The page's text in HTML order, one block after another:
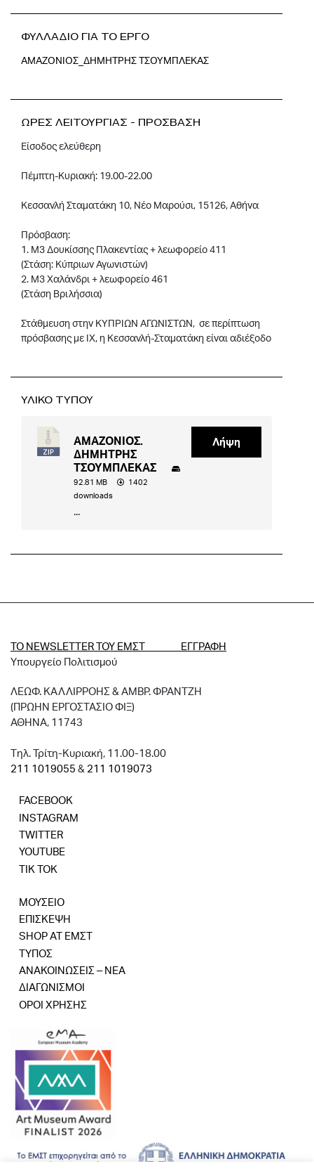
ΦΥΛΛΑΔΙΟ ΓΙΑ ΤΟ ΕΡΓΟ
ΑΜΑΖΟΝΙΟΣ_ΔΗΜΗΤΡΗΣ ΤΣΟΥΜΠΛΕΚΑΣ
ΩΡΕΣ ΛΕΙΤΟΥΡΓΙΑΣ - ΠΡΟΣΒΑΣΗ
Είσοδος ελεύθερη
Πέμπτη-Κυριακή: 19.00-22.00
Κεσσανλή Σταματάκη 10, Νέο Μαρούσι, 15126, Αθήνα
Πρόσβαση:
1. Μ3 Δουκίσσης Πλακεντίας + λεωφορείο 411
(Στάση: Κύπριων Αγωνιστών)
2. Μ3 Χαλάνδρι + λεωφορείο 461
(Στάση Βριλήσσια)
Στάθμευση στην ΚΥΠΡΙΩΝ ΑΓΩΝΙΣΤΩΝ, σε περίπτωση
πρόσβασης με ΙΧ, η Κεσσανλή-Σταματάκη είναι αδιέξοδο
ΥΛΙΚΟ ΤΥΠΟΥ
ΑΜΑΖΟΝΙΟΣ.
ΔΗΜΗΤΡΗΣ
ΤΣΟΥΜΠΛΕΚΑΣ
92.81 MB
1402
downloads
...
Λήψη
ΤΟ NEWSLETTER ΤΟΥ ΕΜΣΤ ΕΓΓΡΑΦΗ
Υπουργείο Πολιτισμού
ΛΕΩΦ. ΚΑΛΛΙΡΡΟΗΣ & ΑΜΒΡ. ΦΡΑΝΤΖΗ
(ΠΡΩΗΝ ΕΡΓΟΣΤΑΣΙΟ ΦΙΞ)
ΑΘΗΝΑ, 11743
Tηλ. Τρίτη-Κυριακή, 11.00-18.00
211 1019055 & 211 1019073
FACEBOOK
INSTAGRAM
TWITTER
YOUTUBE
TIK TOK
ΜΟΥΣΕΙΟ
ΕΠΙΣΚΕΨΗ
SHOP AT ΕΜΣΤ
ΤΥΠΟΣ
ΑΝΑΚΟΙΝΩΣΕΙΣ – ΝΕΑ
ΔΙΑΓΩΝΙΣΜΟΙ
ΟΡΟΙ ΧΡΗΣΗΣ